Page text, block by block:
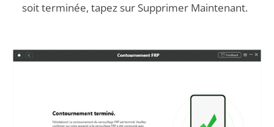
soit terminée, tapez sur Supprimer Maintenant.